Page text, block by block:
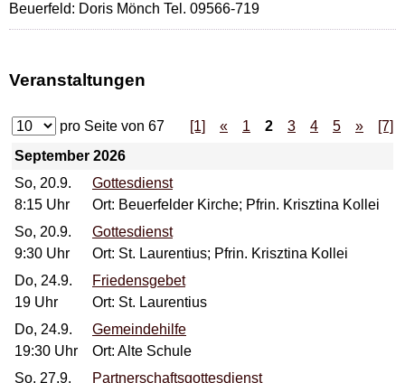
Beuerfeld: Doris Mönch Tel. 09566-719
Veranstaltungen
pro Seite von 67 [1] « 1 2 3 4 5 »
[7]
September 2026
So, 20.9.
8:15 Uhr
Gottesdienst
Ort: Beuerfelder Kirche; Pfrin. Krisztina Kollei
So, 20.9.
9:30 Uhr
Gottesdienst
Ort: St. Laurentius; Pfrin. Krisztina Kollei
Do, 24.9.
19 Uhr
Friedensgebet
Ort: St. Laurentius
Do, 24.9.
19:30 Uhr
Gemeindehilfe
Ort: Alte Schule
So, 27.9.
Partnerschaftsgottesdienst